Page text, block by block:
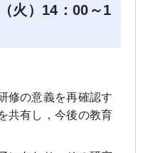
火）14：00～1
修の意義を再確認す
共有し，今後の教育